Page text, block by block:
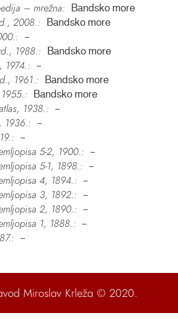
– mrežna: Bandsko more
2008.: Bandsko more
–
1988.: Bandsko more
1974.: –
1961.: Bandsko more
Bandsko more
1938.: –
1936.: –
–
5-2, 1900.: –
5-1, 1898.: –
4, 1894.: –
3, 1892.: –
2, 1890.: –
1, 1888.: –
–
Miroslav Krleža © 2020.